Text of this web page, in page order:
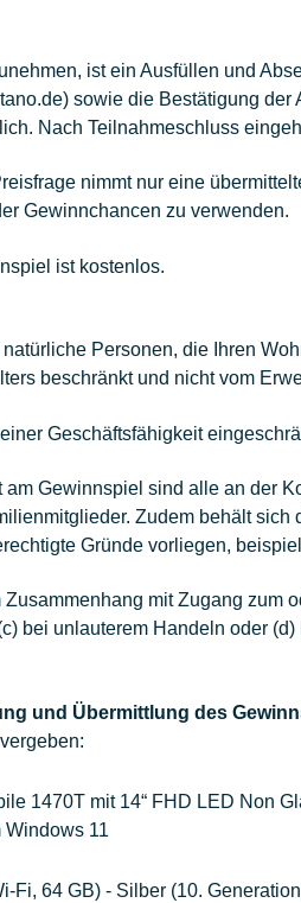
ist ein Ausfüllen und
sowie die Bestätigung
Nach Teilnahmeschluss
nimmt nur eine
Gewinnchancen zu verwenden.
ist kostenlos.
Personen, die Ihren
beschränkt und nicht vom
Geschäftsfähigkeit
am Gewinnspiel sind alle an der
Zudem behält
Gründe vorliegen,
mit Zugang zum
bei unlauterem Handeln oder
und Übermittlung des
1470T mit 14“ FHD LED Non
Windows 11
Fi, 64 GB) - Silber (10.